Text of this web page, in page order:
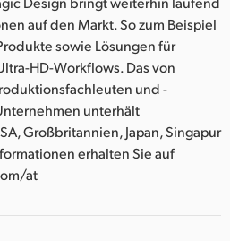
auf den Markt. So zum Beispiel
sowie Lösungen für
HD-Workflows. Das von
und -
unterhält
Großbritannien, Japan, Singapur
erhalten Sie auf
at